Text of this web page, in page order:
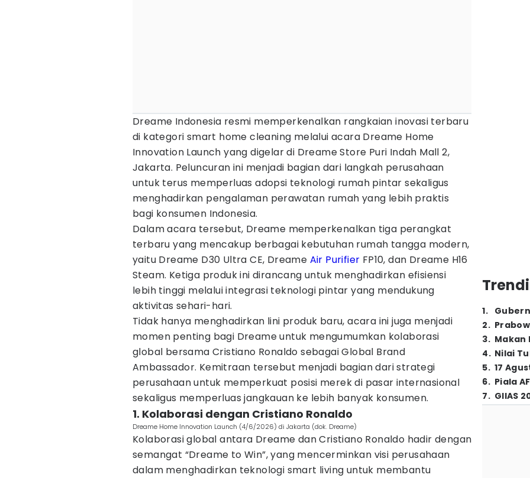
Dreame Indonesia resmi memperkenalkan rangkaian inovasi terbaru
di kategori smart home cleaning melalui acara Dreame Home
Innovation Launch yang digelar di Dreame Store Puri Indah Mall 2,
Jakarta. Peluncuran ini menjadi bagian dari langkah perusahaan
untuk terus memperluas adopsi teknologi rumah pintar sekaligus
menghadirkan pengalaman perawatan rumah yang lebih praktis
bagi konsumen Indonesia.
Dalam acara tersebut, Dreame memperkenalkan tiga perangkat
terbaru yang mencakup berbagai kebutuhan rumah tangga modern,
yaitu Dreame D30 Ultra CE, Dreame Air Purifier FP10, dan Dreame H16
Steam. Ketiga produk ini dirancang untuk menghadirkan efisiensi
lebih tinggi melalui integrasi teknologi pintar yang mendukung
aktivitas sehari-hari.
Tidak hanya menghadirkan lini produk baru, acara ini juga menjadi
momen penting bagi Dreame untuk mengumumkan kolaborasi
global bersama Cristiano Ronaldo sebagai Global Brand
Ambassador. Kemitraan tersebut menjadi bagian dari strategi
perusahaan untuk memperkuat posisi merek di pasar internasional
sekaligus memperluas jangkauan ke lebih banyak konsumen.
1. Kolaborasi dengan Cristiano Ronaldo
Dreame Home Innovation Launch (4/6/2026) di Jakarta (dok. Dreame)
Kolaborasi global antara Dreame dan Cristiano Ronaldo hadir dengan
semangat “Dreame to Win”, yang mencerminkan visi perusahaan
dalam menghadirkan teknologi smart living untuk membantu
1.
2.
3. Makan
4. Nilai
5. 17
6. Piala
7. GIIAS